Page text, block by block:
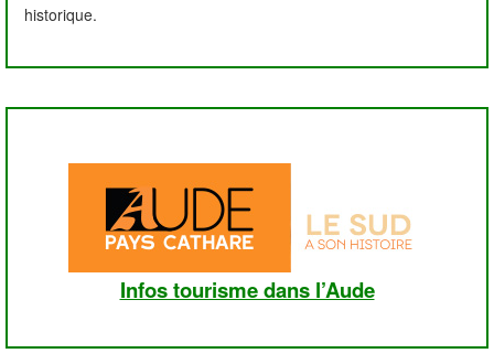
historique.
Infos tourisme dans l’Aude